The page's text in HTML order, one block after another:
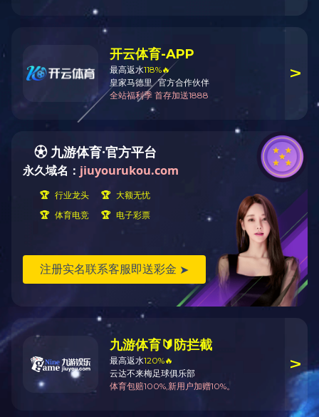
案例展示
CASE
— 15927491936 —
案例展示